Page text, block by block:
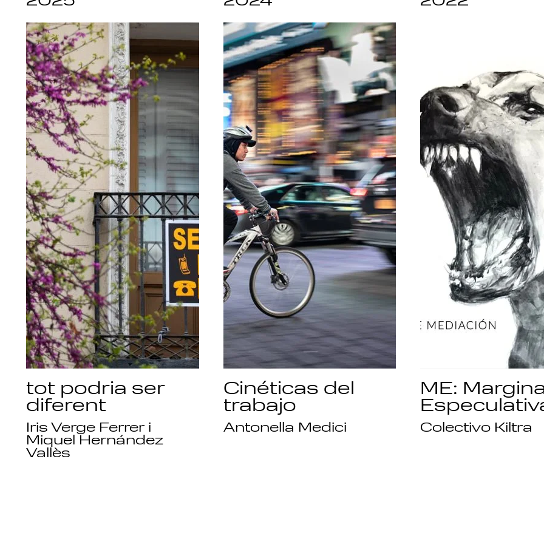
tot podria ser
diferent
Iris Verge Ferrer i
Miquel Hernández
Vallès
Cinéticas del
trabajo
Antonella Medici
ME:
Colectivo Kiltra